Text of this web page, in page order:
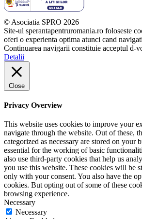
© Asociatia SPRO 2026
Site-ul sperantapentruromania.ro foloseste
oferi o experienta optima atunci cand
Continuarea navigarii constituie acceptul d-
Detalii
Close
Privacy Overview
This website uses cookies to improve your
navigate through the website. Out of these,
categorized as necessary are stored on your
essential for the working of basic
also use third-party cookies that help us
you use this website. These cookies will be
only with your consent. You also have the
cookies. But opting out of some of these
browsing experience.
Necessary
Necessary